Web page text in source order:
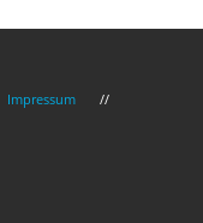
Impressum //